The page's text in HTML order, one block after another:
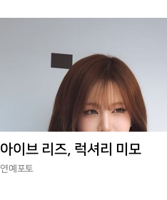
아이브 리즈, 럭셔리 미모
연예포토